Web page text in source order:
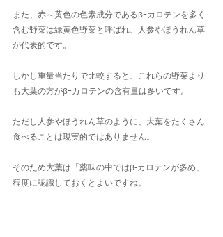
また、赤～黄色の色素成分であるβｰカロテンを多く
含む野菜は緑黄色野菜と呼ばれ、人参やほうれん草
が代表的です。
しかし重量当たりで比較すると、これらの野菜より
も大葉の方がβｰカロテンの含有量は多いです。
ただし人参やほうれん草のように、大葉をたくさん
食べることは現実的ではありません。
そのため大葉は「薬味の中ではβ‐カロテンが多め」
程度に認識しておくとよいですね。